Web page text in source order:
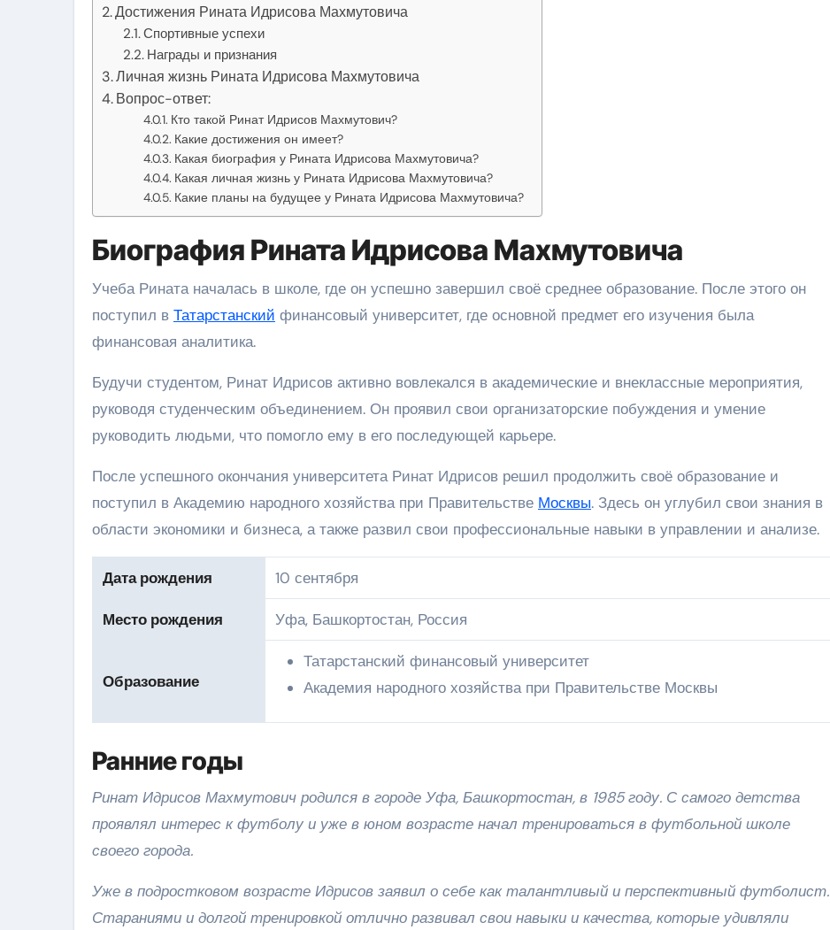
Достижения Рината Идрисова Махмутовича
Спортивные успехи
Награды и признания
Личная жизнь Рината Идрисова Махмутовича
Вопрос-ответ:
Кто такой Ринат Идрисов Махмутович?
Какие достижения он имеет?
Какая биография у Рината Идрисова Махмутовича?
Какая личная жизнь у Рината Идрисова Махмутовича?
Какие планы на будущее у Рината Идрисова Махмутовича?
Биография Рината Идрисова Махмутовича
Учеба Рината началась в школе, где он успешно завершил своё среднее образование. После этого он
поступил в Татарстанский финансовый университет, где основной предмет его изучения была
финансовая аналитика.
Будучи студентом, Ринат Идрисов активно вовлекался в академические и внеклассные мероприятия,
руководя студенческим объединением. Он проявил свои организаторские побуждения и умение
руководить людьми, что помогло ему в его последующей карьере.
После успешного окончания университета Ринат Идрисов решил продолжить своё образование и
поступил в Академию народного хозяйства при Правительстве Москвы. Здесь он углубил свои знания в
области экономики и бизнеса, а также развил свои профессиональные навыки в управлении и анализе.
Дата рождения 10 сентября
Место рождения Уфа, Башкортостан, Россия
Образование
Татарстанский финансовый университет
Академия народного хозяйства при Правительстве Москвы
Ранние годы
Ринат Идрисов Махмутович родился в городе Уфа, Башкортостан, в 1985 году. С самого детства
проявлял интерес к футболу и уже в юном возрасте начал тренироваться в футбольной школе
своего города.
Уже в подростковом возрасте Идрисов заявил о себе как талантливый и перспективный футболист.
Стараниями и долгой тренировкой отлично развивал свои навыки и качества, которые удивляли